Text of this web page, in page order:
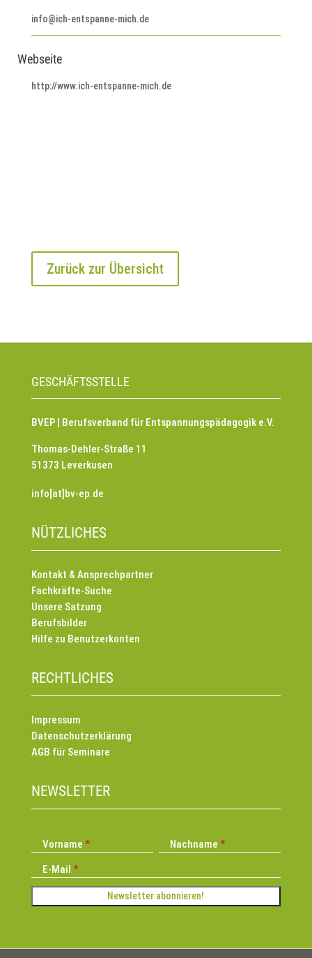
info@ich-entspanne-mich.de
Webseite
http://www.ich-entspanne-mich.de
Zurück zur Übersicht
GESCHÄFTSSTELLE
BVEP | Berufsverband für Entspannungspädagogik e.V.
Thomas-Dehler-Straße 11
51373 Leverkusen
info[at]bv-ep.de
NÜTZLICHES
Kontakt & Ansprechpartner
Fachkräfte-Suche
Unsere Satzung
Berufsbilder
Hilfe zu Benutzerkonten
RECHTLICHES
Impressum
Datenschutzerklärung
AGB für Seminare
NEWSLETTER
Vorname
Nachname
E-Mail